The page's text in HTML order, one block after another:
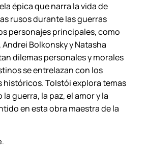
épica que narra la vida de
rusos durante las guerras
personajes principales, como
Andrei Bolkonsky y Natasha
dilemas personales y morales
se entrelazan con los
históricos. Tolstói explora temas
guerra, la paz, el amor y la
en esta obra maestra de la